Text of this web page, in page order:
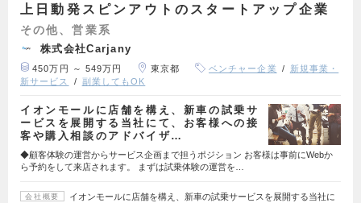
上日動発スピンアウトのスタートアップ企業
その他、営業系
株式会社Carjany
450万円 ～ 549万円 東京都 ベンチャー企業
新規事業・
新サービス
副業してもOK
イオンモールに店舗を構え、新車の試乗サ
ービスを展開する当社にて、お客様への接
客や購入相談のアドバイザ…
◆顧客体験の運営からサービス企画まで担うポジション お客様は事前にWebか
ら予約をして来店されます。 まずは試乗体験の運営を…
会社概要
イオンモールに店舗を構え、新車の試乗サービスを展開する当社に